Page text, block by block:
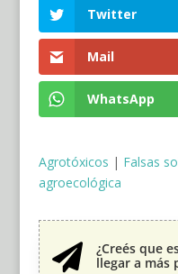
Twitter
Mail
WhatsApp
Agrotóxicos | Falsas
agroecológica

¿Creés que
llegar a más